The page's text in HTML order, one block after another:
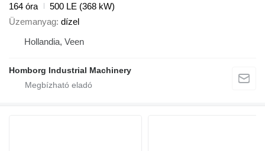
164 óra
500 LE (368 kW)
Üzemanyag dízel
Hollandia, Veen
Homborg Industrial Machinery